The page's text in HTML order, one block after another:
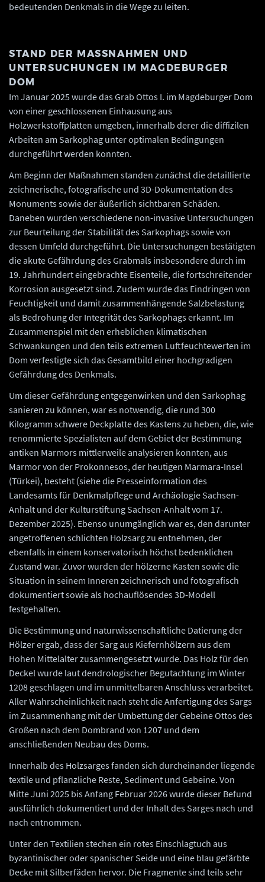
bedeutenden Denkmals in die Wege zu leiten.
STAND DER MASSNAHMEN UND U
NTERSUCHUNGEN IM MAGDEBURGER D
OM
Im Januar 2025 wurde das Grab Ottos I. im Magdeburger Dom
von einer geschlossenen Einhausung aus
Holzwerkstoffplatten umgeben, innerhalb derer die diffizilen
Arbeiten am Sarkophag unter optimalen Bedingungen
durchgeführt werden konnten.
Am Beginn der Maßnahmen standen zunächst die detaillierte
zeichnerische, fotografische und 3D-Dokumentation des
Monuments sowie der äußerlich sichtbaren Schäden.
Daneben wurden verschiedene non-invasive Untersuchungen
zur Beurteilung der Stabilität des Sarkophags sowie von
dessen Umfeld durchgeführt. Die Untersuchungen bestätigten
die akute Gefährdung des Grabmals insbesondere durch im
19. Jahrhundert eingebrachte Eisenteile, die fortschreitender
Korrosion ausgesetzt sind. Zudem wurde das Eindringen von
Feuchtigkeit und damit zusammenhängende Salzbelastung
als Bedrohung der Integrität des Sarkophags erkannt. Im
Zusammenspiel mit den erheblichen klimatischen
Schwankungen und den teils extremen Luftfeuchtewerten im
Dom verfestigte sich das Gesamtbild einer hochgradigen
Gefährdung des Denkmals.
Um dieser Gefährdung entgegenwirken und den Sarkophag
sanieren zu können, war es notwendig, die rund 300
Kilogramm schwere Deckplatte des Kastens zu heben, die, wie
renommierte Spezialisten auf dem Gebiet der Bestimmung
antiken Marmors mittlerweile analysieren konnten, aus
Marmor von der Prokonnesos, der heutigen Marmara-Insel
(Türkei), besteht (siehe die Presseinformation des
Landesamts für Denkmalpflege und Archäologie Sachsen-
Anhalt und der Kulturstiftung Sachsen-Anhalt vom 17.
Dezember 2025). Ebenso unumgänglich war es, den darunter
angetroffenen schlichten Holzsarg zu entnehmen, der
ebenfalls in einem konservatorisch höchst bedenklichen
Zustand war. Zuvor wurden der hölzerne Kasten sowie die
Situation in seinem Inneren zeichnerisch und fotografisch
dokumentiert sowie als hochauflösendes 3D-Modell
festgehalten.
Die Bestimmung und naturwissenschaftliche Datierung der
Hölzer ergab, dass der Sarg aus Kiefernhölzern aus dem
Hohen Mittelalter zusammengesetzt wurde. Das Holz für den
Deckel wurde laut dendrologischer Begutachtung im Winter
1208 geschlagen und im unmittelbaren Anschluss verarbeitet.
Aller Wahrscheinlichkeit nach steht die Anfertigung des Sargs
im Zusammenhang mit der Umbettung der Gebeine Ottos des
Großen nach dem Dombrand von 1207 und dem
anschließenden Neubau des Doms.
Innerhalb des Holzsarges fanden sich durcheinander liegende
textile und pflanzliche Reste, Sediment und Gebeine. Von
Mitte Juni 2025 bis Anfang Februar 2026 wurde dieser Befund
ausführlich dokumentiert und der Inhalt des Sarges nach und
nach entnommen.
Unter den Textilien stechen ein rotes Einschlagtuch aus
byzantinischer oder spanischer Seide und eine blau gefärbte
Decke mit Silberfäden hervor. Die Fragmente sind teils sehr